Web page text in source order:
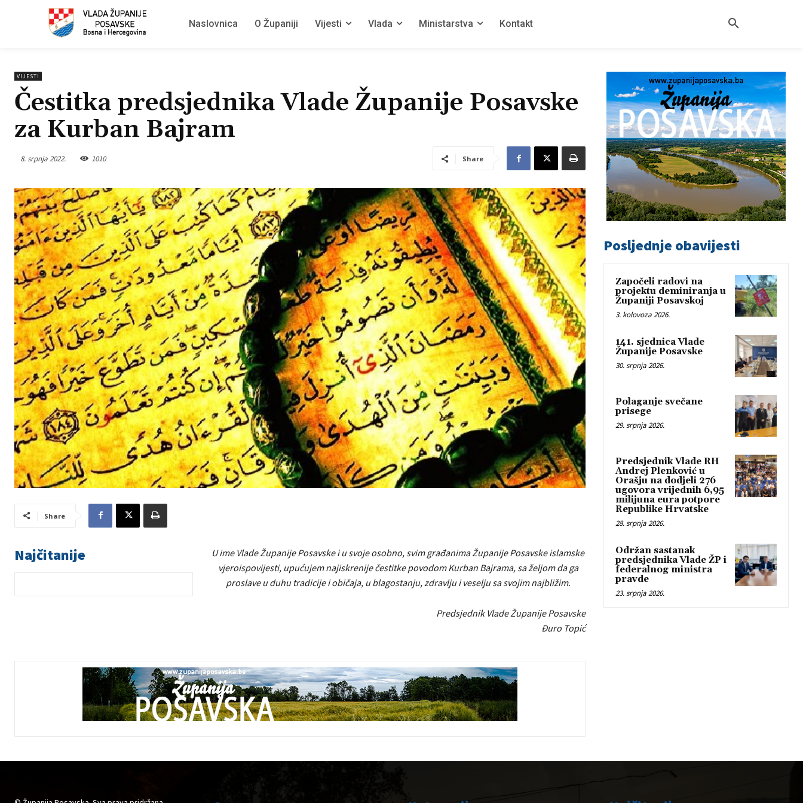
Naslovnica O Županiji Vijesti Vlada Ministarstva Kontakt
VIJESTI
Čestitka predsjednika Vlade Županije Posavske
za Kurban Bajram
8. srpnja 2022. 1010 Share
Share
Najčitanije
U ime Vlade Županije Posavske i u svoje osobno, svim građanima Županije Posavske islamske
vjeroispovijesti, upućujem najiskrenije čestitke povodom Kurban Bajrama, sa željom da ga
proslave u duhu tradicije i običaja, u blagostanju, zdravlju i veselju sa svojim najbližim.
Predsjednik Vlade Županije Posavske
Đuro Topić
Posljednje obavijesti
Započeli radovi na
projektu deminiranja u
Županiji Posavskoj
3. kolovoza 2026.
141. sjednica Vlade
Županije Posavske
30. srpnja 2026.
Polaganje svečane
prisege
29. srpnja 2026.
Predsjednik Vlade RH
Andrej Plenković u
Orašju na dodjeli 276
ugovora vrijednih 6,95
milijuna eura potpore
Republike Hrvatske
28. srpnja 2026.
Održan sastanak
predsjednika Vlade ŽP i
federalnog ministra
pravde
23. srpnja 2026.